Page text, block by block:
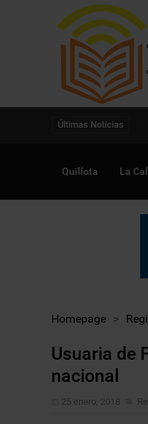
Últimas Noticias
Quillota La
Homepage >
Usuaria de
nacional
25 enero, 2018